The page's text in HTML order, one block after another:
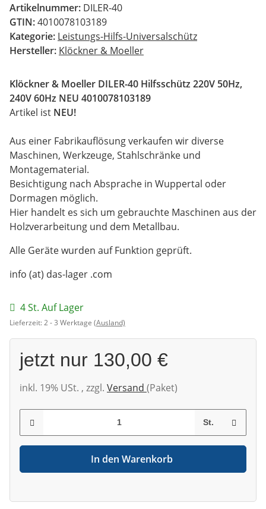
Artikelnummer: DILER-40
GTIN:4010078103189
Kategorie: Leistungs-Hilfs-Universalschütz
Hersteller: Klöckner & Moeller
Klöckner & Moeller DILER-40 Hilfsschütz 220V 50Hz,
240V 60Hz NEU 4010078103189
Artikel ist NEU!
Aus einer Fabrikauflösung verkaufen wir diverse
Maschinen, Werkzeuge, Stahlschränke und
Montagematerial.
Besichtigung nach Absprache in Wuppertal oder
Dormagen möglich.
Hier handelt es sich um gebrauchte Maschinen aus der
Holzverarbeitung und dem Metallbau.
Alle Geräte wurden auf Funktion geprüft.
info (at) das-lager .com
4 St. Auf Lager
Lieferzeit:2 - 3 Werktage (Ausland)
jetzt nur 130,00 €
inkl. 19% USt. , zzgl. Versand (Paket)
St.
In den Warenkorb